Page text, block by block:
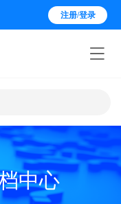
注册/登录

中心